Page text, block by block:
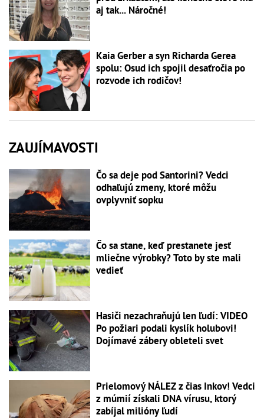
aj tak... Náročné!
Kaia Gerber a syn Richarda Gerea
spolu: Osud ich spojil desaťročia po
rozvode ich rodičov!
ZAUJÍMAVOSTI
Čo sa deje pod Santorini? Vedci
odhaľujú zmeny, ktoré môžu
ovplyvniť sopku
Čo sa stane, keď prestanete jesť
mliečne výrobky? Toto by ste mali
vedieť
Hasiči nezachraňujú len ľudí: VIDEO
Po požiari podali kyslík holubovi!
Dojímavé zábery obleteli svet
Prielomový NÁLEZ z čias Inkov! Vedci
z múmií získali DNA vírusu, ktorý
zabíjal milióny ľudí